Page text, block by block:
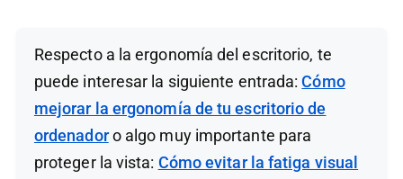
Respecto a la ergonomía del escritorio, te
puede interesar la siguiente entrada:Cómo
mejorar la ergonomía de tu escritorio de
ordenadoro algo muy importante para
proteger la vista: Cómo evitar la fatiga visual